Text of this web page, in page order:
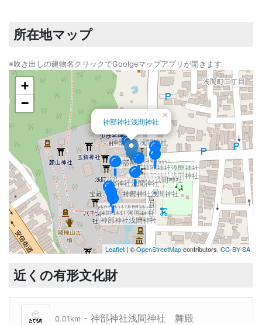
所在地マップ
※吹き出しの建物名クリックでGoolgeマップアプリが開きます
神部神社浅間神社
神部神社浅間神社
神部神社浅間神社
神部神社浅間神社
神部神社浅間神社
神部神社浅間神社
神部神社浅間神社
神部神社浅間神社
神部神社浅間神社
神部神社浅間神社
神部神社浅間神社
×
+
−
Leaflet | ©OpenStreetMapcontributors,CC-BY-SA
近くの有形文化財
0.01km - 神部神社浅間神社 舞殿